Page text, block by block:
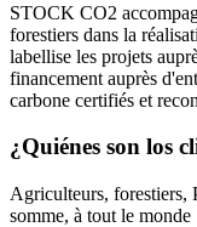
STOCK CO2
forestiers dans la
labellise les projets
financement auprès
carbone certifiés et
¿Quiénes son los
Agriculteurs, forestiers,
somme, à tout le monde